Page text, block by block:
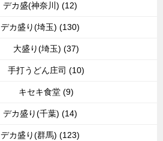
デカ盛(神奈川) (12)
デカ盛り(埼玉) (130)
大盛り(埼玉) (37)
手打うどん庄司 (10)
キセキ食堂 (9)
デカ盛り(千葉) (14)
デカ盛り(群馬) (123)